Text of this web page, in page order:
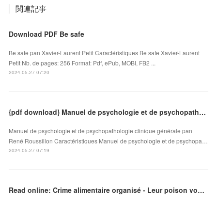
関連記事
Download PDF Be safe
Be safe pan Xavier-Laurent Petit Caractéristiques Be safe Xavier-Laurent
Petit Nb. de pages: 256 Format: Pdf, ePub, MOBI, FB2 ...
2024.05.27 07:20
{pdf download} Manuel de psychologie et de psychopathologie clinique générale
Manuel de psychologie et de psychopathologie clinique générale pan
René Roussillon Caractéristiques Manuel de psychologie et de psychopa…
2024.05.27 07:19
Read online: Crime alimentaire organisé - Leur poison vous entraîne à la mort...